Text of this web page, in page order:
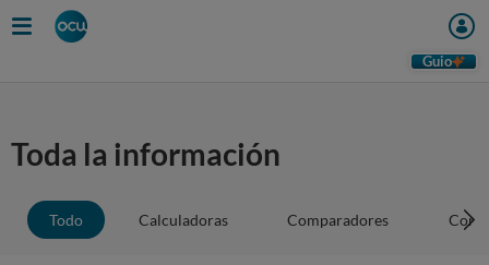
Guio
Toda la información
Todo Calculadoras Comparadores